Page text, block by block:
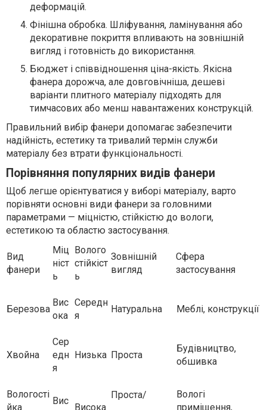
деформацій.
Фінішна обробка. Шліфування, ламінування або
декоративне покриття впливають на зовнішній
вигляд і готовність до використання.
Бюджет і співвідношення ціна-якість. Якісна
фанера дорожча, але довговічніша, дешеві
варіанти плитного матеріалу підходять для
тимчасових або менш навантажених конструкцій.
Правильний вибір фанери допомагає забезпечити
надійність, естетику та тривалий термін служби
матеріалу без втрати функціональності.
Порівняння популярних видів фанери
Щоб легше орієнтуватися у виборі матеріалу, варто
порівняти основні види фанери за головними
параметрами — міцністю, стійкістю до вологи,
естетикою та областю застосування.
Вид
фанери
Міц
ніст
ь
Волого
стійкіст
ь
Зовнішній
вигляд
Сфера
застосування
Березова
Вис
ока
Середн
я
Натуральна Меблі, конструкції
Хвойна
Сер
едн
я
Низька Проста
Будівництво,
обшивка
Вологості
йка
Вис
Висока
Проста/
Вологі
приміщення,